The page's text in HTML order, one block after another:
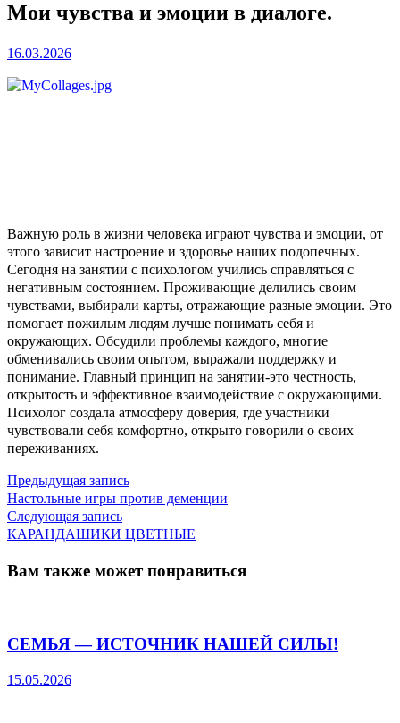
Мои чувства и эмоции в диалоге.
16.03.2026
Важную роль в жизни человека играют чувства и эмоции, от
этого зависит настроение и здоровье наших подопечных.
Сегодня на занятии с психологом учились справляться с
негативным состоянием. Проживающие делились своим
чувствами, выбирали карты, отражающие разные эмоции. Это
помогает пожилым людям лучше понимать себя и
окружающих. Обсудили проблемы каждого, многие
обменивались своим опытом, выражали поддержку и
понимание. Главный принцип на занятии-это честность,
открытость и эффективное взаимодействие с окружающими.
Психолог создала атмосферу доверия, где участники
чувствовали себя комфортно, открыто говорили о своих
переживаниях.
Навигация
по
записям
Предыдущая записьПредыдущая
запись:
Настольные игры против деменции
Следующая записьСледующая
запись:
КАРАНДАШИКИ ЦВЕТНЫЕ
Вам также может понравиться
СЕМЬЯ — ИСТОЧНИК НАШЕЙ СИЛЫ!
15.05.2026